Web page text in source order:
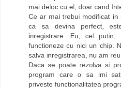
mai deloc cu el, doar cand
Ce ar mai trebui modificat in
ca sa devina perfect,
inregistrare. Eu, cel
functioneze cu nici un chip.
salva inregistrarea, nu am
Daca se poate rezolva si
program care o sa imi
priveste functionalitatea